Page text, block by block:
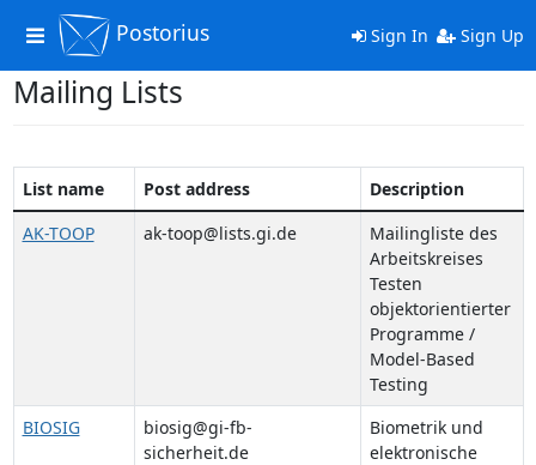
Toggle
navigation
Postorius Sign In Sign Up
Mailing Lists
List name Post address
Description
AK-TOOP
ak-toop@lists.gi.de
Mailingliste des
Arbeitskreises
Testen
objektorientierter
Programme /
Model-Based
Testing
BIOSIG
biosig@gi-fb-
sicherheit.de
Biometrik und
elektronische